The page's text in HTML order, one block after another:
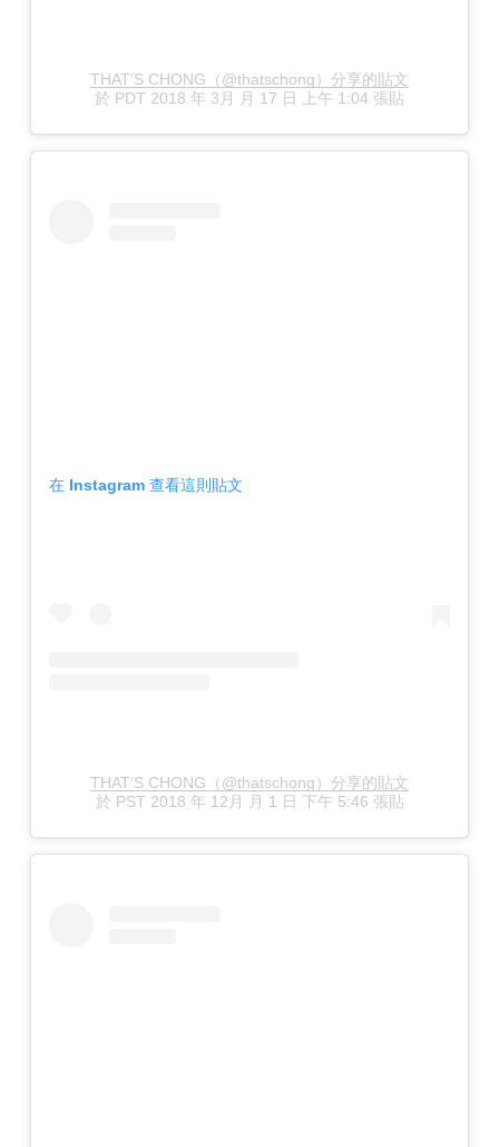
THAT’S CHONG（@thatschong）分享的貼文
於 PDT 2018 年 3月 月 17 日 上午 1:04 張貼
在 Instagram 查看這則貼文
THAT’S CHONG（@thatschong）分享的貼文
於 PST 2018 年 12月 月 1 日 下午 5:46 張貼